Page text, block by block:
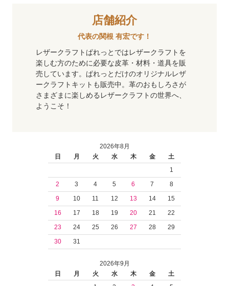
店舗紹介
代表の関根 有宏です！
レザークラフトぱれっとではレザークラフトを
楽しむ方のために必要な皮革・材料・道具を販
売しています。ぱれっとだけのオリジナルレザ
ークラフトキットも販売中。革のおもしろさが
さまざまに楽しめるレザークラフトの世界へ、
ようこそ！
2026年8月
日
月 火 水 木 金
土
1
2
3 4 5 6 7
8
9
10 11 12 13 14
15
16
17 18 19 20 21
22
23
24 25 26 27 28
29
30
31
2026年9月
日
月 火 水 木 金
土